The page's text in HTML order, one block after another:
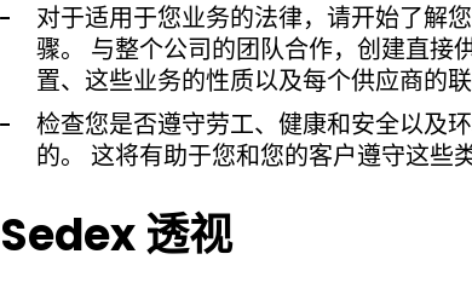
对于适用于您业务的法律，请开始了解
骤。 与整个公司的团队合作，创建直接
置、这些业务的性质以及每个供应商的联
检查您是否遵守劳工、健康和安全以及
的。 这将有助于您和您的客户遵守这些
Sedex 透视